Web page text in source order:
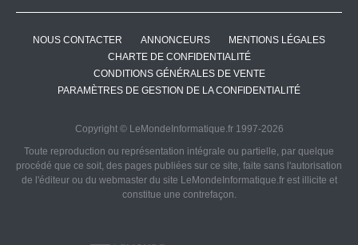
NOUS CONTACTER ANNONCEURS
MENTIONS LÉGALES
CHARTE DE CONFIDENTIALITÉ
CONDITIONS GÉNÉRALES DE VENTE
PARAMÈTRES DE GESTION DE LA CONFIDENTIALITÉ
Copyright © LeMondeInformatique.fr 1997-2026
Toute reproduction ou représentation intégrale ou partielle, par quelque
procédé que ce soit, des pages publiées sur ce site, faite sans l'autorisation
de l'éditeur ou du webmaster du site LeMondeInformatique.fr est illicite et
constitue une contrefaçon.